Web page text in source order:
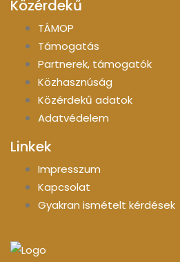
Közérdekű
TÁMOP
Támogatás
Partnerek, támogatók
Közhasznúság
Közérdekű adatok
Adatvédelem
Linkek
Impresszum
Kapcsolat
Gyakran ismételt kérdések